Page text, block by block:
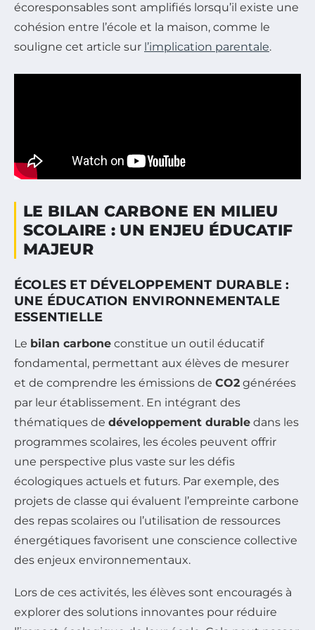
écoresponsables sont amplifiés lorsqu’il existe une
cohésion entre l’école et la maison, comme le
souligne cet article sur l’implication parentale.
LE BILAN CARBONE EN MILIEU
SCOLAIRE : UN ENJEU ÉDUCATIF
MAJEUR
ÉCOLES ET DÉVELOPPEMENT DURABLE :
UNE ÉDUCATION ENVIRONNEMENTALE
ESSENTIELLE
Le bilan carbone constitue un outil éducatif
fondamental, permettant aux élèves de mesurer
et de comprendre les émissions de CO2 générées
par leur établissement. En intégrant des
thématiques de développement durable dans les
programmes scolaires, les écoles peuvent offrir
une perspective plus vaste sur les défis
écologiques actuels et futurs. Par exemple, des
projets de classe qui évaluent l’empreinte carbone
des repas scolaires ou l’utilisation de ressources
énergétiques favorisent une conscience collective
des enjeux environnementaux.
Lors de ces activités, les élèves sont encouragés à
explorer des solutions innovantes pour réduire